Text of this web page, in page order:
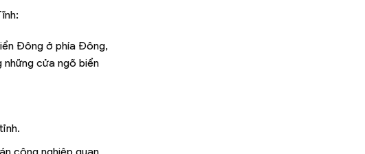
Đông ở phía Đông,
cửa ngõ biển